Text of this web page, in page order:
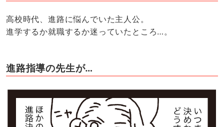
高校時代、進路に悩んでいた主人公。
進学するか就職するか迷っていたところ…。
進路指導の先生が…